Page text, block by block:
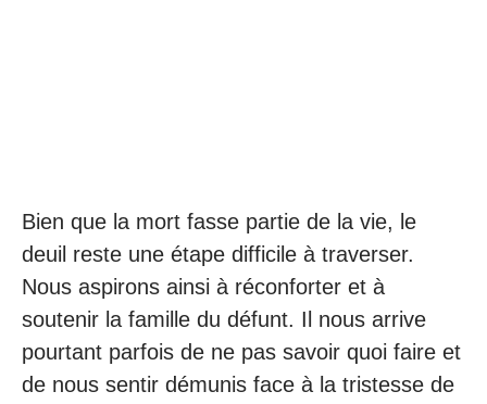
Bien que la mort fasse partie de la vie, le
deuil reste une étape difficile à traverser.
Nous aspirons ainsi à réconforter et à
soutenir la famille du défunt. Il nous arrive
pourtant parfois de ne pas savoir quoi faire et
de nous sentir démunis face à la tristesse de